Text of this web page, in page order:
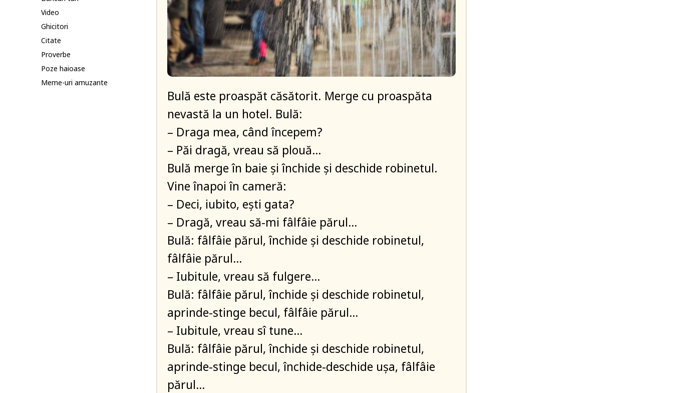
Video
Ghicitori
Citate
Proverbe
Poze haioase
Meme-uri amuzante
Bulă este proaspăt căsătorit. Merge cu proaspăta
nevastă la un hotel. Bulă:
– Draga mea, când începem?
– Păi dragă, vreau să plouă…
Bulă merge în baie și închide și deschide robinetul.
Vine înapoi în cameră:
– Deci, iubito, ești gata?
– Dragă, vreau să-mi fâlfâie părul…
Bulă: fâlfâie părul, închide și deschide robinetul,
fâlfâie părul…
– Iubitule, vreau să fulgere…
Bulă: fâlfâie părul, închide și deschide robinetul,
aprinde-stinge becul, fâlfâie părul…
– Iubitule, vreau sî tune…
Bulă: fâlfâie părul, închide și deschide robinetul,
aprinde-stinge becul, închide-deschide ușa, fâlfâie
părul…